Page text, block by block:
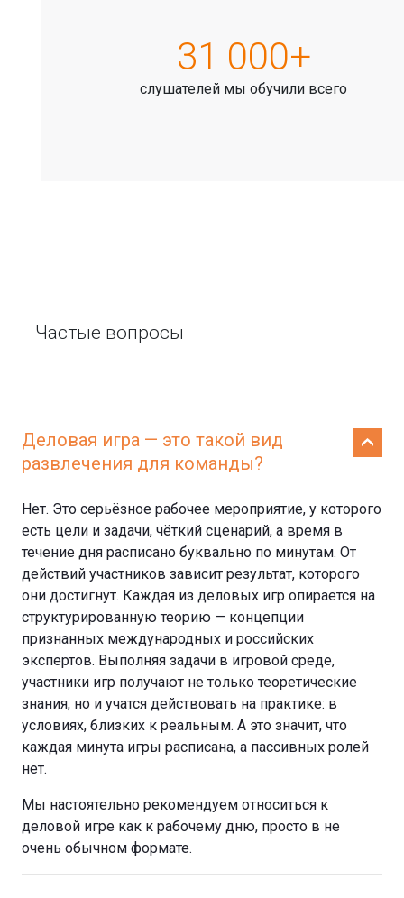
31 000+
слушателей мы обучили всего
Частые вопросы
Деловая игра — это такой вид
развлечения для команды?
Нет. Это серьёзное рабочее мероприятие, у которого
есть цели и задачи, чёткий сценарий, а время в
течение дня расписано буквально по минутам. От
действий участников зависит результат, которого
они достигнут. Каждая из деловых игр опирается на
структурированную теорию — концепции
признанных международных и российских
экспертов. Выполняя задачи в игровой среде,
участники игр получают не только теоретические
знания, но и учатся действовать на практике: в
условиях, близких к реальным. А это значит, что
каждая минута игры расписана, а пассивных ролей
нет.
Мы настоятельно рекомендуем относиться к
деловой игре как к рабочему дню, просто в не
очень обычном формате.